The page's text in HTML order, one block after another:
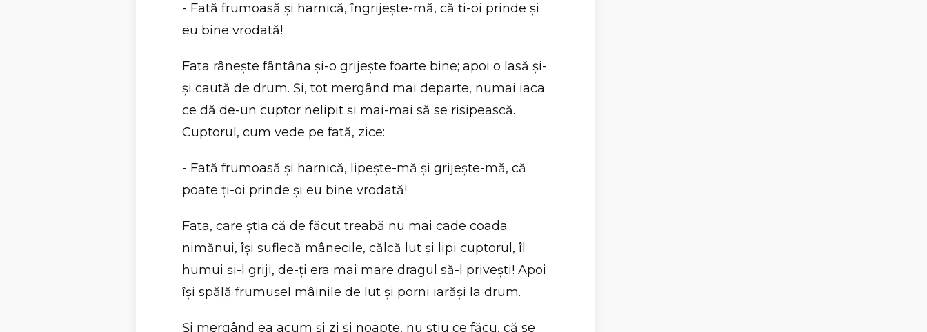
- Fată frumoasă şi harnică, îngrijeşte-mă, că ţi-oi prinde şi
eu bine vrodată!
Fata râneşte fântâna şi-o grijeşte foarte bine; apoi o lasă şi-
şi caută de drum. Şi, tot mergând mai departe, numai iaca
ce dă de-un cuptor nelipit şi mai-mai să se risipească.
Cuptorul, cum vede pe fată, zice:
- Fată frumoasă şi harnică, lipeşte-mă şi grijeşte-mă, că
poate ţi-oi prinde şi eu bine vrodată!
Fata, care ştia că de făcut treabă nu mai cade coada
nimănui, îşi suflecă mânecile, călcă lut şi lipi cuptorul, îl
humui şi-l griji, de-ţi era mai mare dragul să-l priveşti! Apoi
îşi spălă frumuşel mâinile de lut şi porni iarăşi la drum.
Şi mergând ea acum şi zi şi noapte, nu ştiu ce făcu, că se